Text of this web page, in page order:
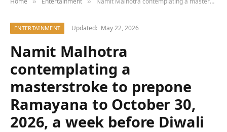
ENTERTAINMENT Updated: May 22, 2026
Namit Malhotra
contemplating a
masterstroke to prepone
Ramayana to October 30,
2026, a week before Diwali